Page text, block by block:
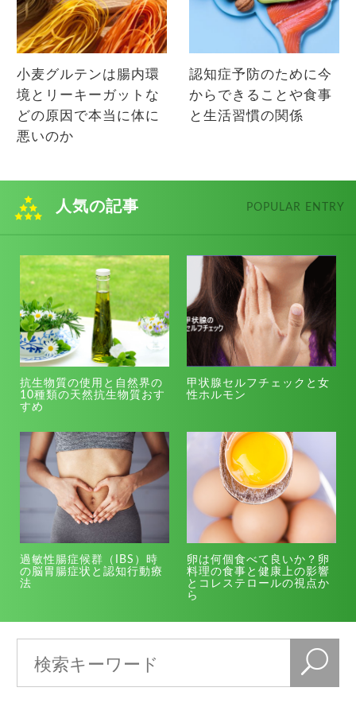
小麦グルテンは腸内環
境とリーキーガットな
どの原因で本当に体に
悪いのか
認知症予防のために今
からできることや食事
と生活習慣の関係
人気の記事 POPULAR ENTRY
抗生物質の使用と自然界の
10種類の天然抗生物質おす
すめ
甲状腺セルフチェックと女
性ホルモン
過敏性腸症候群（IBS）時
の脳胃腸症状と認知行動療
法
卵は何個食べて良いか？卵
料理の食事と健康上の影響
とコレステロールの視点か
ら